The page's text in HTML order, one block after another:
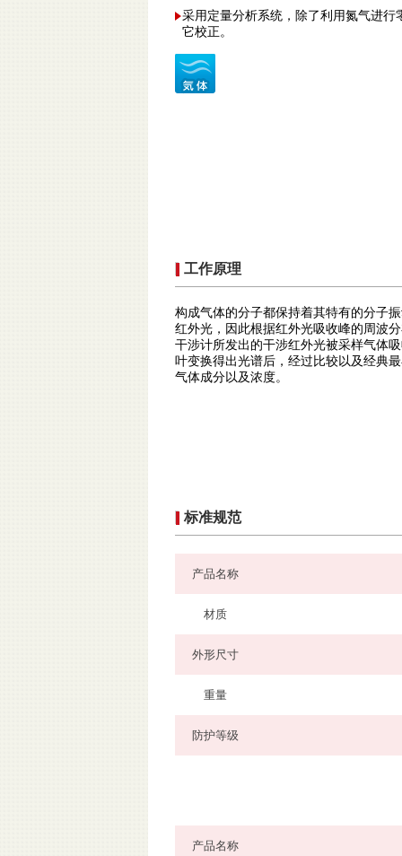
采用定量分析系统，除了利用氮气进行
它校正。
工作原理
构成气体的分子都保持着其特有的分子
红外光，因此根据红外光吸收峰的周波
干涉计所发出的干涉红外光被采样气体
叶变换得出光谱后，经过比较以及经典
气体成分以及浓度。
标准规范
产品名称
材质
外形尺寸
重量
防护等级
产品名称